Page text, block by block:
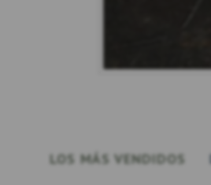
LOS MÁS VENDIDOS